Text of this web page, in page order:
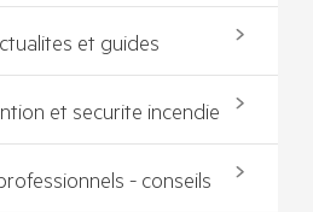
et guides
et securite incendie
- conseils